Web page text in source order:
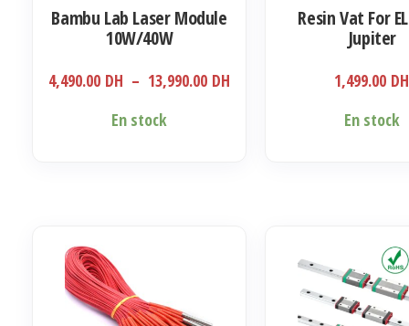
Bambu Lab Laser Module
10W/40W
4,490.00 DH – 13,990.00 DH
options
peuvent
En stock
Resin Vat For
Jupiter
1,499.00 DH
En stock